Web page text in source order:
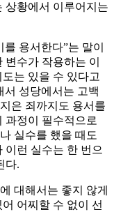
상황에서 이루어지는
용서한다”는 말이
수가 작용하는 이
는 있을 수 있다고
서 성당에서는 고백
은 죄까지도 용서를
과정이 필수적으로
실수를 했을 때도
이런 실수는 한 번으
다.
대해서는 좋지 않게
어찌할 수 없이 선